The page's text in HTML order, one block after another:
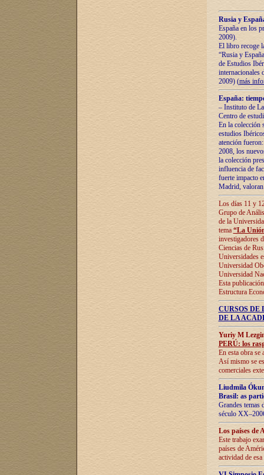
Rusia y
España en los
2009).
El libro recoge
“Rusia y
de Estudios
internacionales
2009) (más
España:
– Instituto de
Centro de
En la colección
estudios
atención
2008, los
la colección
influencia de
fuerte impacto
Madrid,
Los días 11 y
Grupo de
de la
tema “La
investigadores
Ciencias de
Universidades
Universidad
Universidad
Esta
Estructura
CURSOS
DE LA
Yuriy M
PERÚ: los
En esta obra se
Así mismo se
comerciales
Liudmila
Brasil: as
Grandes temas
século
Los países de
Este trabajo
países de
actividad de